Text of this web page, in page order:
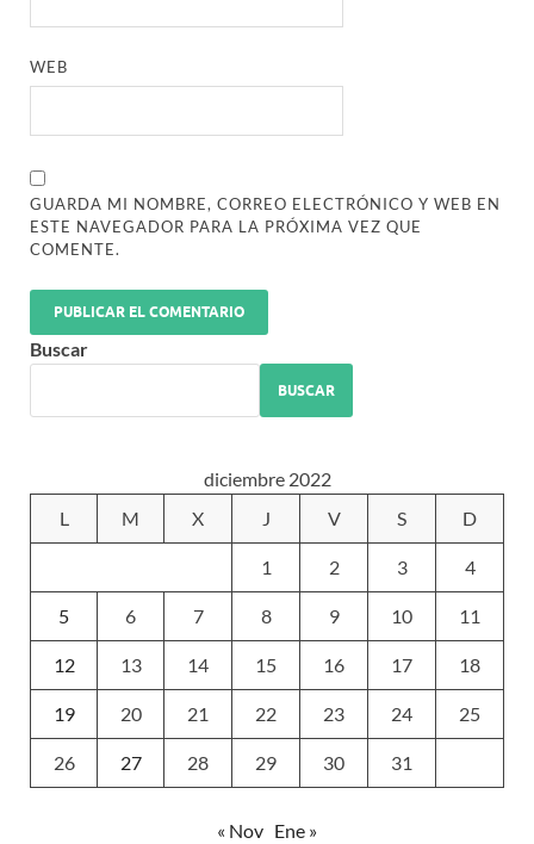
WEB
GUARDA MI NOMBRE, CORREO ELECTRÓNICO Y WEB EN
ESTE NAVEGADOR PARA LA PRÓXIMA VEZ QUE
COMENTE.
Buscar
BUSCAR
diciembre 2022
L
M X J V S D
1 2 3 4
5 6 7 8 9 10 11
12 13 14 15 16 17 18
19 20 21 22 23 24 25
26 27 28 29 30 31
« Nov Ene »